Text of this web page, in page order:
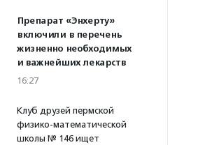
Препарат «Энхерту»
включили в перечень
жизненно необходимых
и важнейших лекарств
16:27
Клуб друзей пермской
физико-математической
школы № 146 ищет